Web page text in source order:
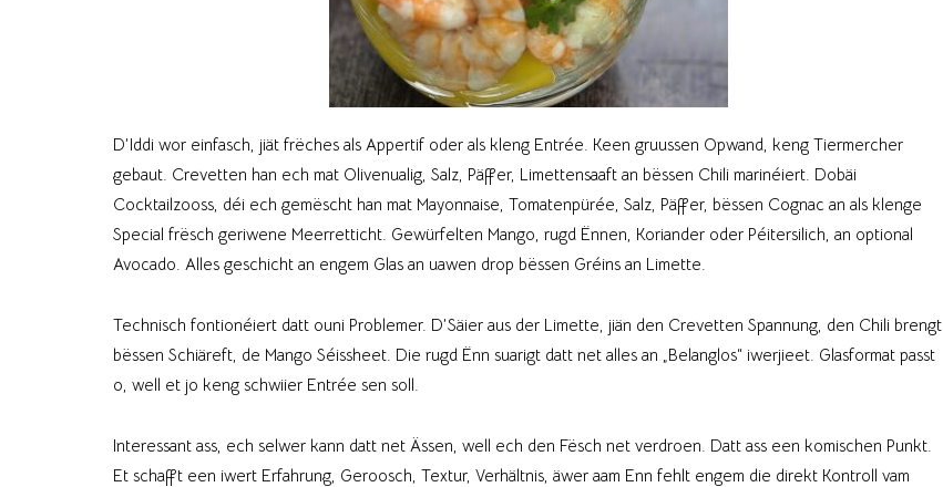
D’Iddi wor einfasch, jiät frëches als Appertif oder als kleng Entrée. Keen gruussen Opwand, keng Tiermercher
gebaut. Crevetten han ech mat Olivenualig, Salz, Päffer, Limettensaaft an bëssen Chili marinéiert. Dobäi
Cocktailzooss, déi ech gemëscht han mat Mayonnaise, Tomatenpürée, Salz, Päffer, bëssen Cognac an als klenge
Special frësch geriwene Meerretticht. Gewürfelten Mango, rugd Ënnen, Koriander oder Péitersilich, an optional
Avocado. Alles geschicht an engem Glas an uawen drop bëssen Gréins an Limette.
Technisch fontionéiert datt ouni Problemer. D’Säier aus der Limette, jiän den Crevetten Spannung, den Chili brengt
bëssen Schiäreft, de Mango Séissheet. Die rugd Ënn suarigt datt net alles an „Belanglos“ iwerjieet. Glasformat passt
o, well et jo keng schwiier Entrée sen soll.
Interessant ass, ech selwer kann datt net Ässen, well ech den Fësch net verdroen. Datt ass een komischen Punkt.
Et schafft een iwert Erfahrung, Geroosch, Textur, Verhältnis, äwer aam Enn fehlt engem die direkt Kontroll vam